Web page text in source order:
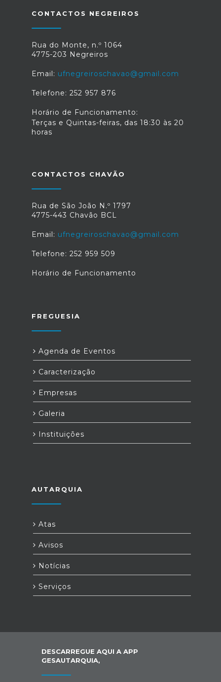
CONTACTOS NEGREIROS
Rua do Monte, n.º 1064
4775-203 Negreiros
Email: ufnegreiroschavao@gmail.com
Telefone: 252 957 876
Horário de Funcionamento:
Terças e Quintas-feiras, das 18:30 às 20
horas
CONTACTOS CHAVÃO
Rua de São João N.º 1797
4775-443 Chavão BCL
Email: ufnegreiroschavao@gmail.com
Telefone: 252 959 509
Horário de Funcionamento
FREGUESIA
Agenda de Eventos
Caracterização
Empresas
Galeria
Instituições
AUTARQUIA
Atas
Avisos
Notícias
Serviços
DESCARREGUE AQUI A APP
GESAUTARQUIA,